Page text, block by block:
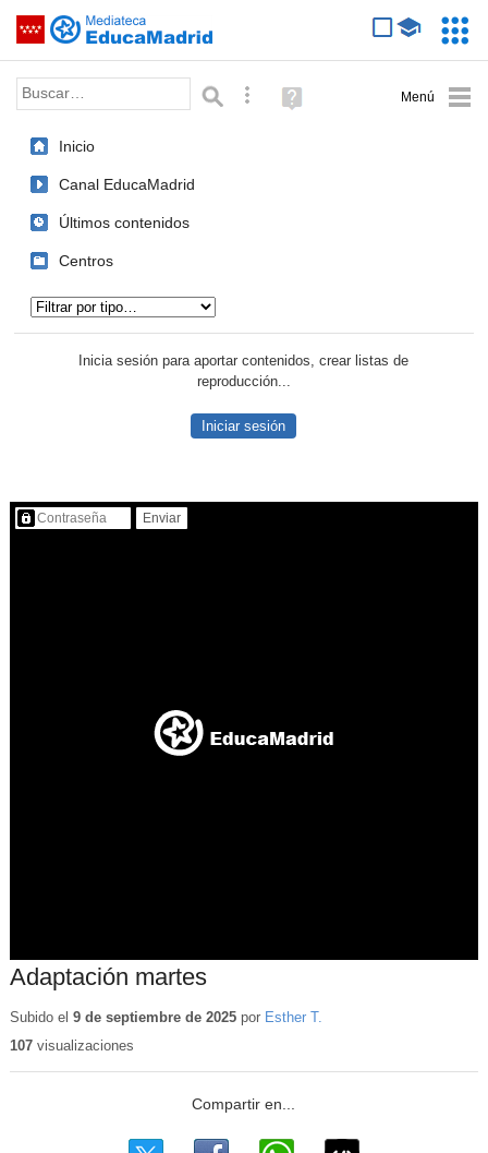
Saltar navegación
Palabra o frase: Búsqueda avanzada
Ayuda
(en
Inicio
Canal EducaMadrid
Últimos contenidos
Centros
Inicia sesión para aportar contenidos, crear listas de
reproducción...
Iniciar sesión
Contenido protegido…
Adaptación martes
Subido el 9 de septiembre de 2025por Esther T.
107visualizaciones